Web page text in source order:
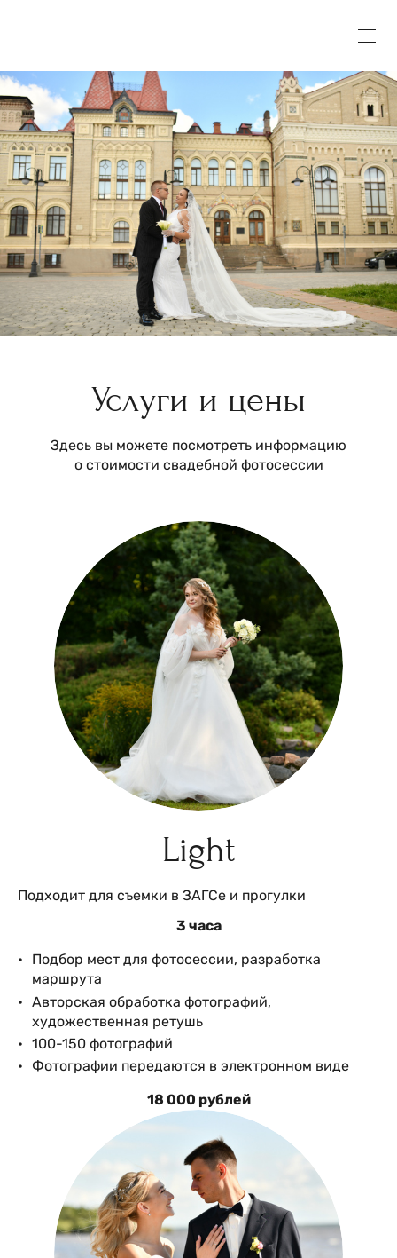
Услуги и цены
Здесь вы можете посмотреть информацию
о стоимости свадебной фотосессии
Light
Подходит для съемки в ЗАГСе и прогулки
3 часа
Подбор мест для фотосессии, разработка
маршрута
Авторская обработка фотографий,
художественная ретушь
100-150 фотографий
Фотографии передаются в электронном виде
18 000 рублей